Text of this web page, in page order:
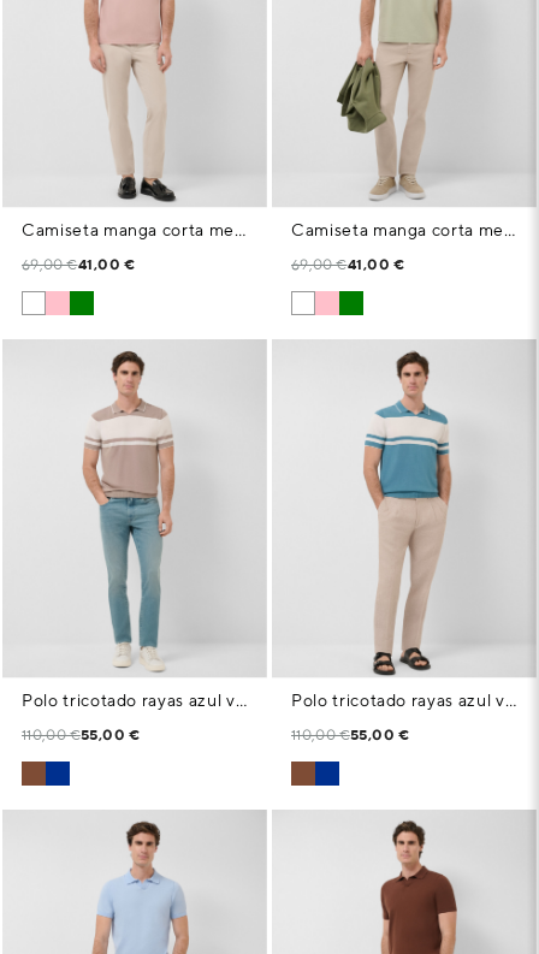
Camiseta manga corta mercerizado rosa rib blanco
69,00 €41,00 €
Camiseta manga corta mercerizado caqui claro rib blanco
69,00 €41,00 €
Polo tricotado rayas azul visón/blanco
110,00 €55,00 €
Polo tricotado rayas azul verdoso/blanco
110,00 €55,00 €